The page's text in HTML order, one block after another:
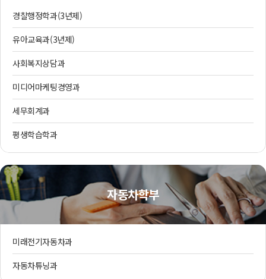
경찰행정학과(3년제)
유아교육과(3년제)
사회복지상담과
미디어마케팅경영과
세무회계과
평생학습학과
자동차학부
미래전기자동차과
자동차튜닝과